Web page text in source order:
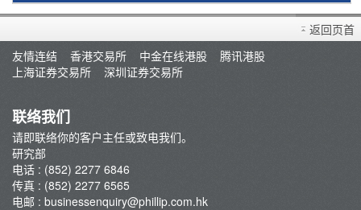
智识拣股
市况评论
交易员评论
返回页首
友情连结
香港交易所 中金在线港股
腾讯港股
上海证券交易所
深圳证券交易所
联络我们
请即联络你的客户主任或致电我们。
研究部
电话 : (852) 2277 6846
传真 : (852) 2277 6565
电邮 : businessenquiry@phillip.com.hk